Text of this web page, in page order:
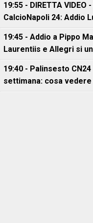
19:55 - DIRETTA
CalcioNapoli 24: Addio
19:45 - Addio a Pippo
Laurentiis e Allegri si
19:40 - Palinsesto
settimana: cosa